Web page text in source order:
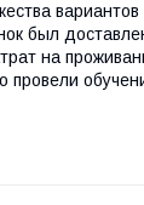
был
на
провели